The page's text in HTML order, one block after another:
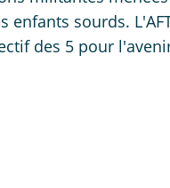
sourds.
des 5 pour